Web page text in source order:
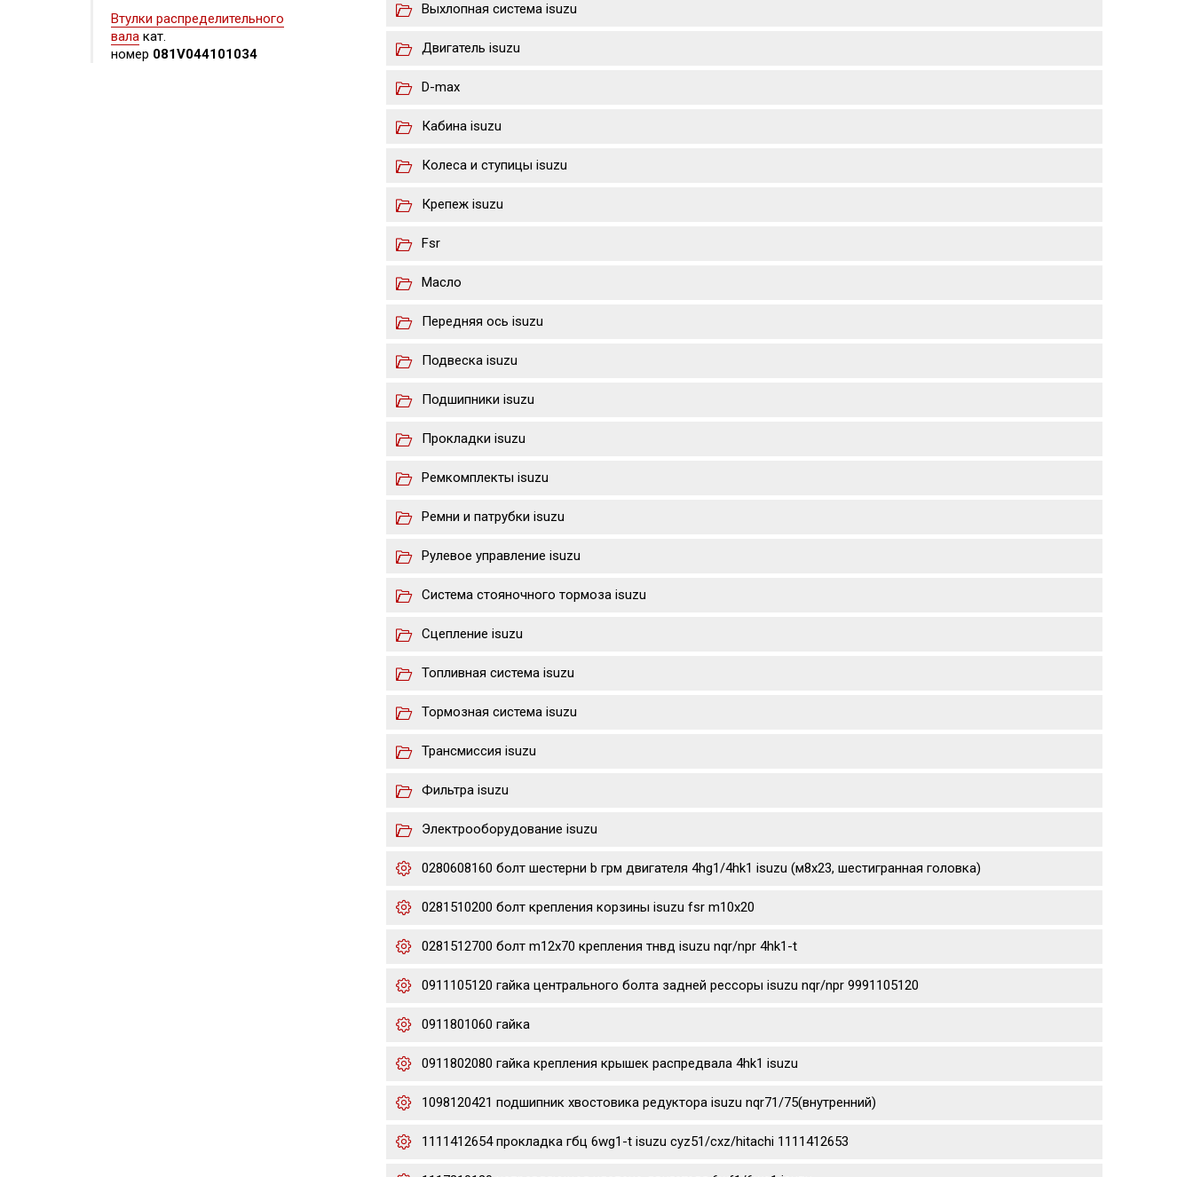
Втулки распределительного
вала кат.
номер 081V044101034
Выхлопная система isuzu
Двигатель isuzu
D-max
Кабина isuzu
Колеса и ступицы isuzu
Крепеж isuzu
Fsr
Масло
Передняя ось isuzu
Подвеска isuzu
Подшипники isuzu
Прокладки isuzu
Ремкомплекты isuzu
Ремни и патрубки isuzu
Рулевое управление isuzu
Система стояночного тормоза isuzu
Сцепление isuzu
Топливная система isuzu
Тормозная система isuzu
Трансмиссия isuzu
Фильтра isuzu
Электрооборудование isuzu
0280608160 болт шестерни b грм двигателя 4hg1/4hk1 isuzu (м8х23, шестигранная головка)
0281510200 болт крепления корзины isuzu fsr m10x20
0281512700 болт m12x70 крепления тнвд isuzu nqr/npr 4hk1-t
0911105120 гайка центрального болта задней рессоры isuzu nqr/npr 9991105120
0911801060 гайка
0911802080 гайка крепления крышек распредвала 4hk1 isuzu
1098120421 подшипник хвостовика редуктора isuzu nqr71/75(внутренний)
1111412654 прокладка гбц 6wg1-t isuzu cyz51/cxz/hitachi 1111412653